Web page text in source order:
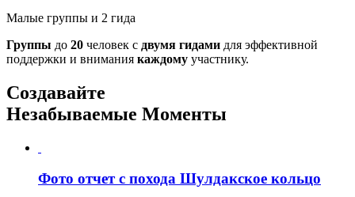
Малые группы и 2 гида
Группы до 20 человек с двумя гидами для эффективной
поддержки и внимания каждому участнику.
Создавайте
Незабываемые Моменты
Фото отчет с похода Шулдакское кольцо